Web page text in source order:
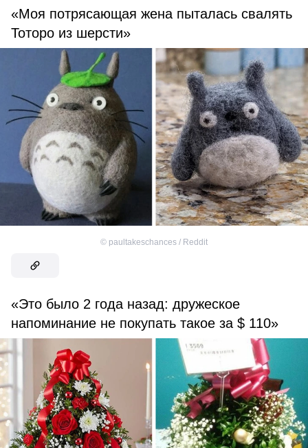
«Моя потрясающая жена пыталась свалять
Тоторо из шерсти»
© paultakeschances / Reddit
«Это было 2 года назад: дружеское
напоминание не покупать такое за $ 110»